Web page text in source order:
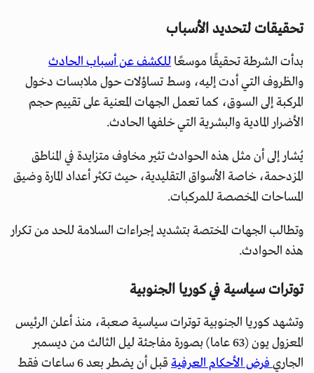
تحقيقات لتحديد الأسباب
بدأت الشرطة تحقيقًا موسعًا للكشف عن أسباب الحادث
والظروف التي أدت إليه، وسط تساؤلات حول ملابسات دخول
المركبة إلى السوق، كما تعمل الجهات المعنية على تقييم حجم
الأضرار المادية والبشرية التي خلفها الحادث.
يُشار إلى أن مثل هذه الحوادث تثير مخاوف متزايدة في المناطق
المزدحمة، خاصة الأسواق التقليدية، حيث تكثر أعداد المارة وضيق
المساحات المخصصة للمركبات.
وتطالب الجهات المختصة بتشديد إجراءات السلامة للحد من تكرار
هذه الحوادث.
توترات سياسية في كوريا الجنوبية
وتشهد كوريا الجنوبية توترات سياسية صعبة، منذ أعلن الرئيس
المعزول يون (63 عاما) بصورة مفاجئة ليل الثالث من ديسمبر
الجاريفرض الأحكام العرفية
قبل أن يضطر بعد 6 ساعات فقط